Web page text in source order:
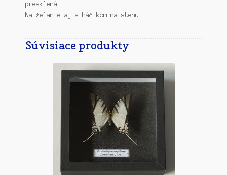
presklená.
Na želanie aj s háčikom na stenu.
Súvisiace produkty